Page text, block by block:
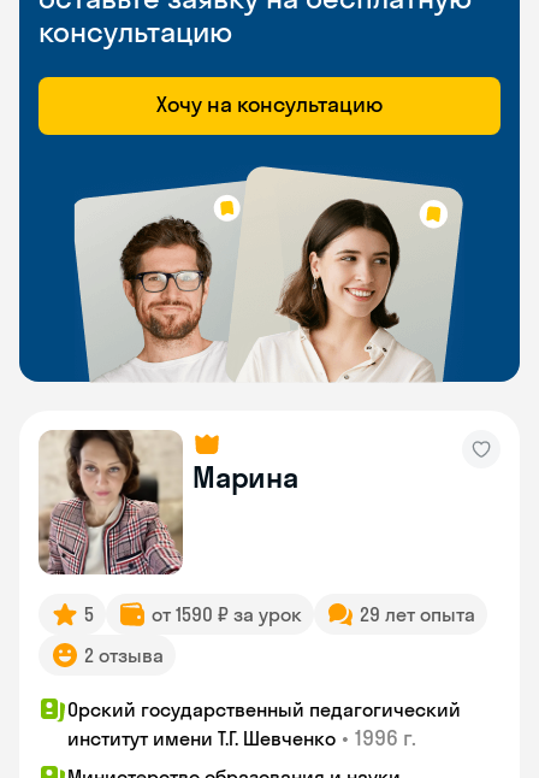
консультацию
Хочу на консультацию
Марина
5 от 1590 ₽ за урок
29 лет опыта
2 отзыва
Орский государственный педагогический
институт имени Т.Г. Шевченко • 1996 г.